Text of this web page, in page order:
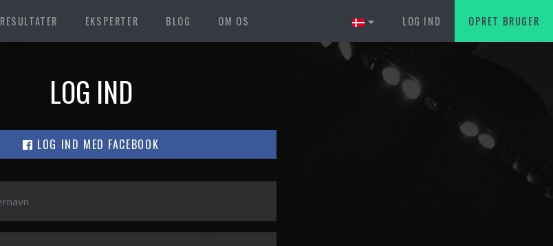
RESULTATER EKSPERTER BLOG OM OS LOG IND OPRET BRUGER
LOG IND
LOG IND MED FACEBOOK